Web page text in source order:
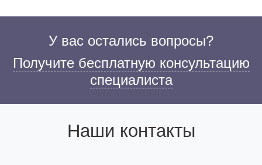
У вас остались вопросы?
Получите бесплатную консультацию
специалиста
Наши контакты